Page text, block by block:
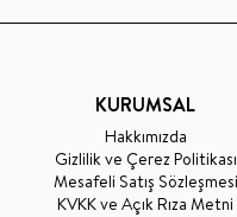
KURUMSAL
Hakkımızda
Gizlilik ve Çerez Politikası
Mesafeli Satış Sözleşmesi
KVKK ve Açık Rıza Metni